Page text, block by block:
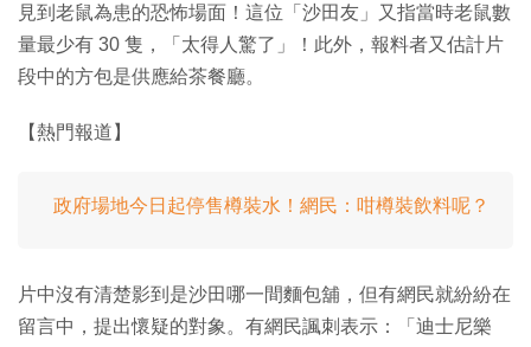
見到老鼠為患的恐怖場面！這位「沙田友」又指當時老鼠數
量最少有 30 隻，「太得人驚了」！此外，報料者又估計片
段中的方包是供應給茶餐廳。
【熱門報道】
政府場地今日起停售樽裝水！網民：咁樽裝飲料呢？
片中沒有清楚影到是沙田哪一間麵包舖，但有網民就紛紛在
留言中，提出懷疑的對象。有網民諷刺表示：「迪士尼樂